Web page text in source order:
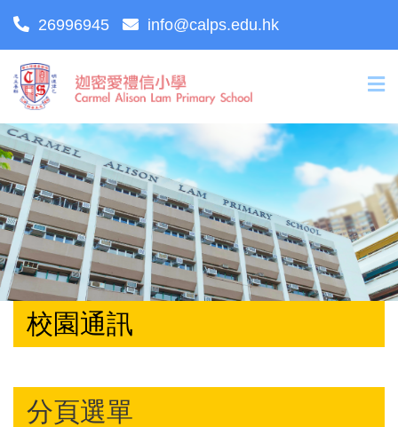
26996945 info@calps.edu.hk
校園通訊
分頁選單